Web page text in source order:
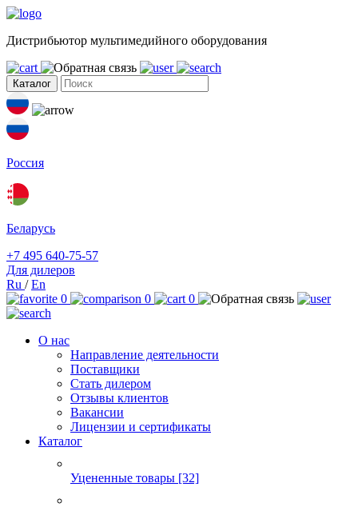
Дистрибьютор мультимедийного оборудования
Каталог
Россия
Беларусь
+7 495 640-75-57
Для дилеров
Ru /En
0
0 0
О нас
Направление деятельности
Поставщики
Стать дилером
Отзывы клиентов
Вакансии
Лицензии и сертификаты
Каталог
Уцененные товары [32]